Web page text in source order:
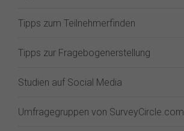
Tipps zum Teilnehmerfinden
Tipps zur Fragebogenerstellung
Studien auf Social Media
Umfragegruppen von SurveyCircle.com